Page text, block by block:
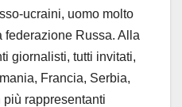
ucraini, uomo molto
Russa. Alla
giornalisti, tutti invitati,
Francia, Serbia,
rappresentanti